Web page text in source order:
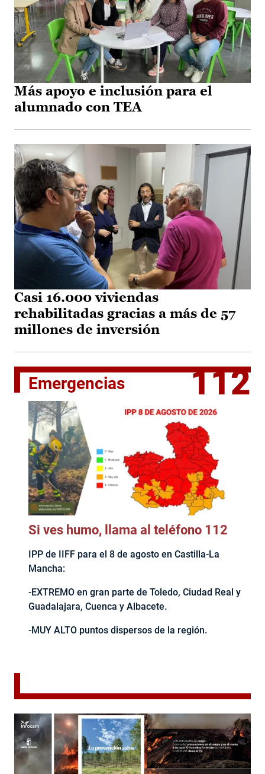
Más apoyo e inclusión para el
alumnado con TEA
Casi 16.000 viviendas
rehabilitadas gracias a más de 57
millones de inversión
Emergencias 112
Si ves humo, llama al teléfono 112
IPP de IIFF para el 8 de agosto en Castilla-La
Mancha:
-EXTREMO en gran parte de Toledo, Ciudad Real y
Guadalajara, Cuenca y Albacete.
-MUY ALTO puntos dispersos de la región.